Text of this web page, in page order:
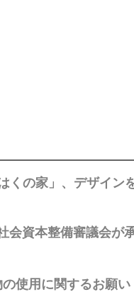
くの家」、デザイ
会資本整備審議会が
使用に関するお願い